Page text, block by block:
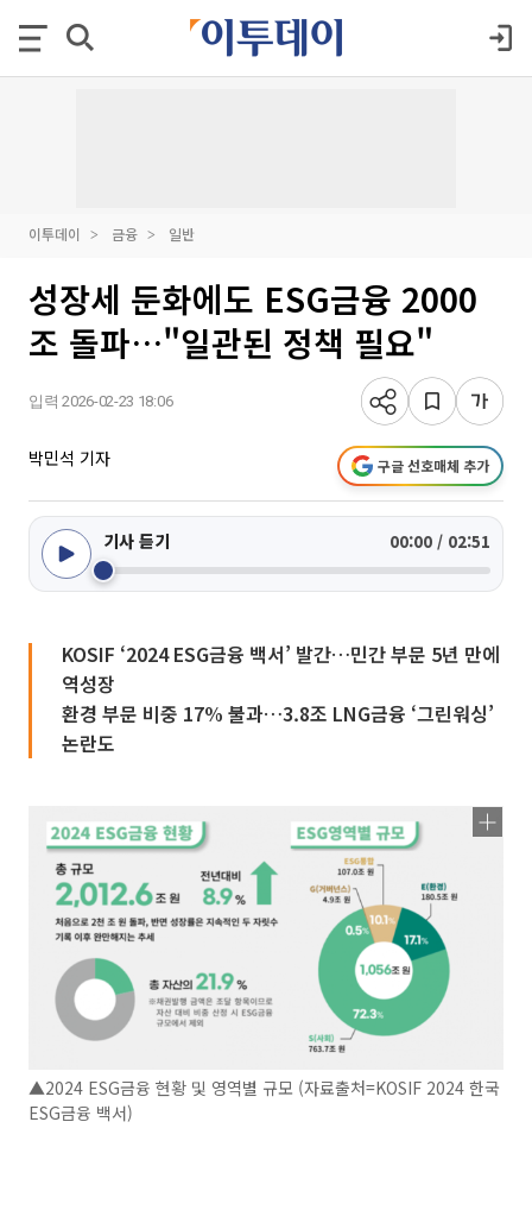
이투데이 금융 일반
성장세 둔화에도 ESG금융 2000
조 돌파…"일관된 정책 필요"
입력 2026-02-23 18:06
박민석 기자 구글 선호매체 추가
기사 듣기 00:00 / 02:51
KOSIF ‘2024 ESG금융 백서’ 발간…민간 부문 5년 만에
역성장
환경 부문 비중 17% 불과…3.8조 LNG금융 ‘그린워싱’
논란도
▲2024 ESG금융 현황 및 영역별 규모 (자료출처=KOSIF 2024 한국
ESG금융 백서)